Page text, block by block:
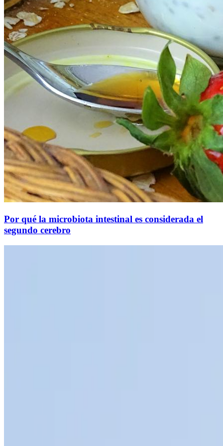
Por qué la microbiota intestinal es considerada el
segundo cerebro